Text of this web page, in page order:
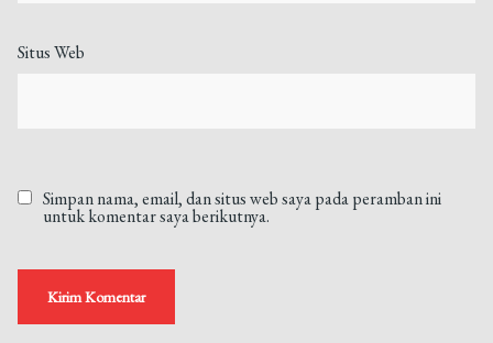
Situs Web
Simpan nama, email, dan situs web saya pada peramban ini
untuk komentar saya berikutnya.